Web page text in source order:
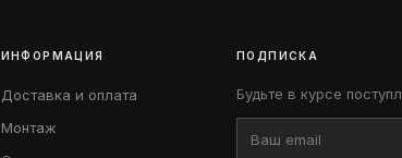
ИНФОРМАЦИЯ
Доставка и оплата
Монтаж
ПОДПИСКА
Будьте в курсе